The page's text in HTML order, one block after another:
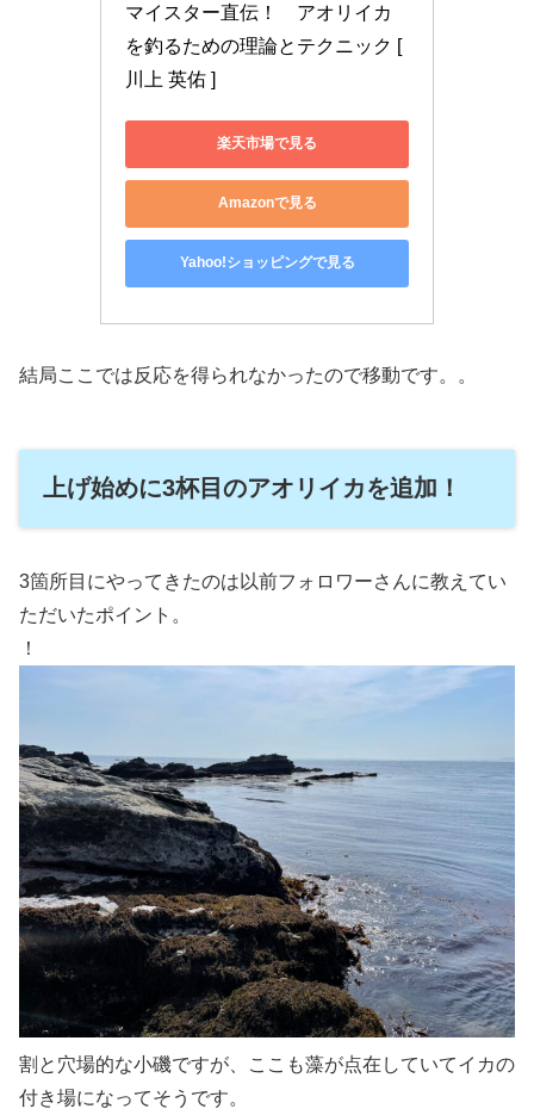
マイスター直伝！　アオリイカ
を釣るための理論とテクニック [
川上 英佑 ]
楽天市場で見る
Amazonで見る
Yahoo!ショッピングで見る
結局ここでは反応を得られなかったので移動です。。
上げ始めに3杯目のアオリイカを追加！
3箇所目にやってきたのは以前フォロワーさんに教えてい
ただいたポイント。
！
割と穴場的な小磯ですが、ここも藻が点在していてイカの
付き場になってそうです。